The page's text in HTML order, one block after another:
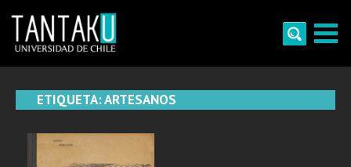
content
ETIQUETA:ARTESANOS